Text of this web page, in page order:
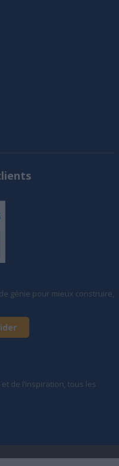
génie pour mieux construire,
de l’inspiration, tous les